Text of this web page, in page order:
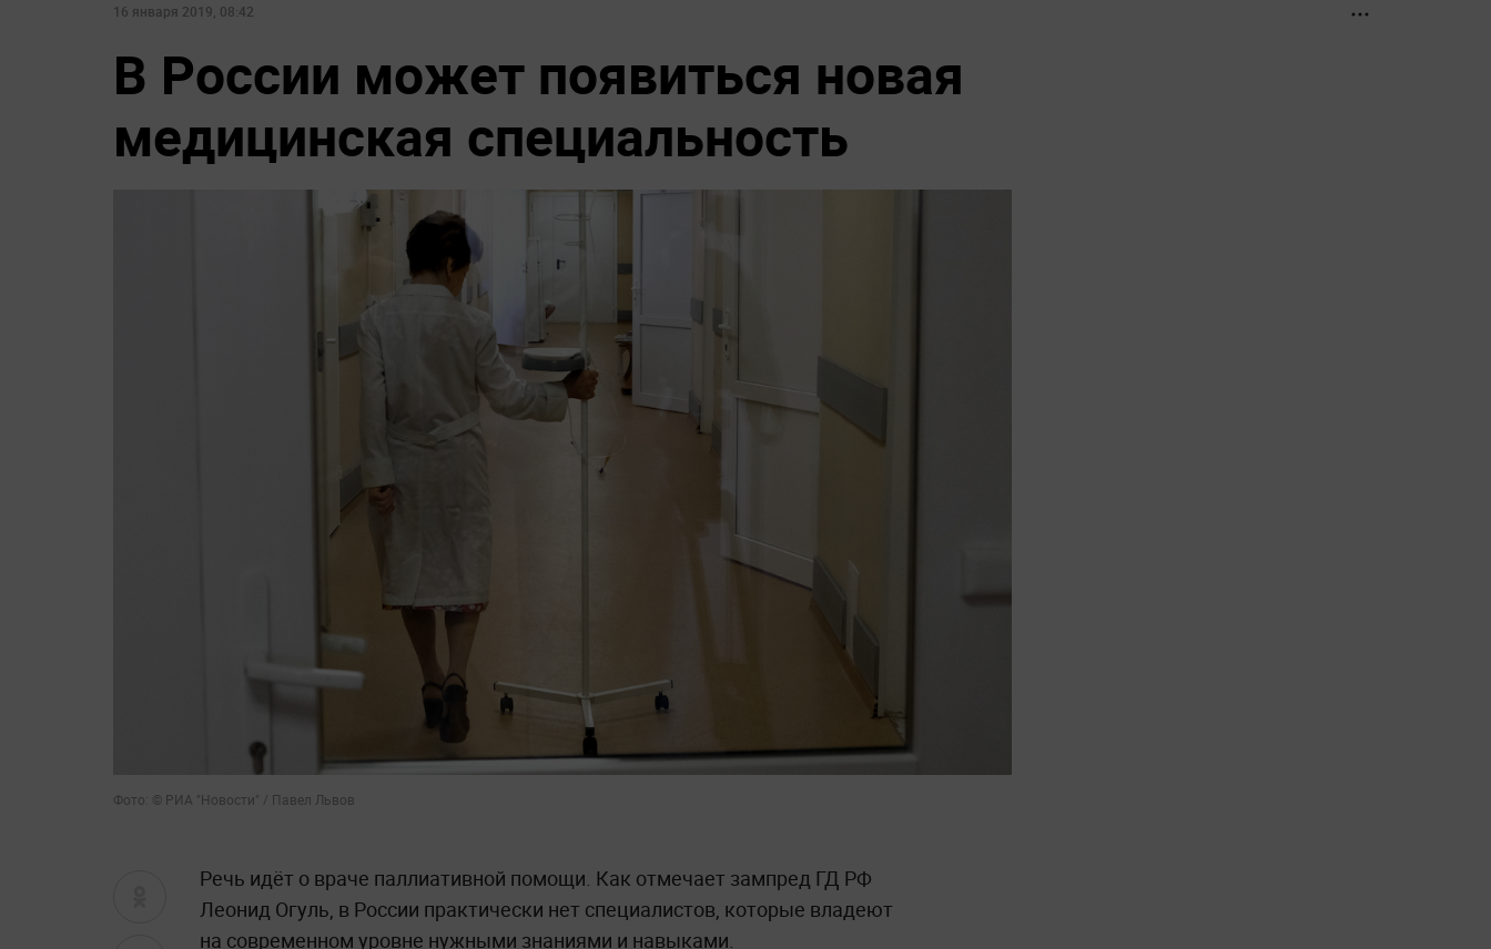
16 января 2019, 08:42
В России может появиться новая
медицинская специальность
Фото: © РИА "Новости" / Павел Львов
Речь идёт о враче паллиативной помощи. Как отмечает зампред ГД РФ
Леонид Огуль, в России практически нет специалистов, которые владеют
на современном уровне нужными знаниями и навыками.